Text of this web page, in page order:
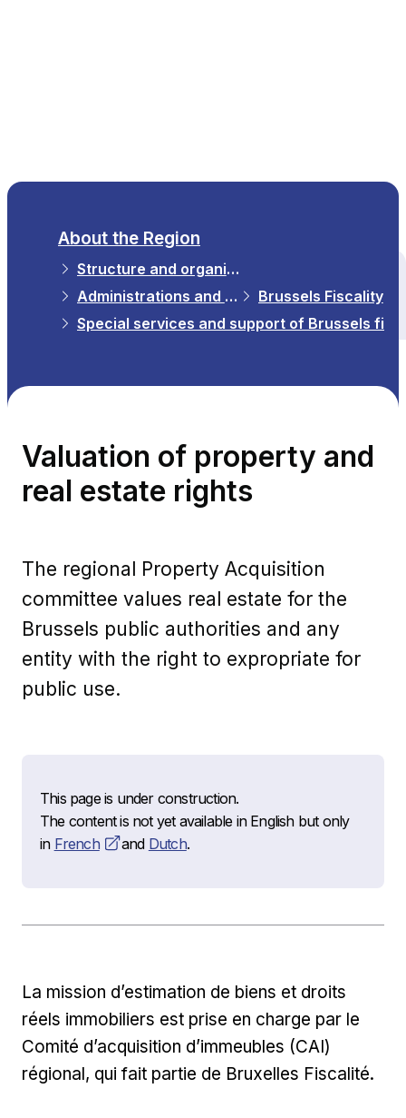
All themes
About the Region
Structure and organisations
Administrations and Institutions in the Region
Brussels Fiscality
Special services and support of Brussels
Valuation of property and
real estate rights
The regional Property Acquisition
committee values real estate for the
Brussels public authorities and any
entity with the right to expropriate for
public use.
This page is under construction.
The content is not yet available in English but only
in Opens in new window
French and Dutch.
La mission d’estimation de biens et droits
réels immobiliers est prise en charge par le
Comité d’acquisition d’immeubles (CAI)
régional, qui fait partie de Bruxelles Fiscalité.